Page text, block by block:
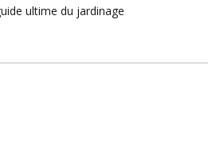
ultime du jardinage